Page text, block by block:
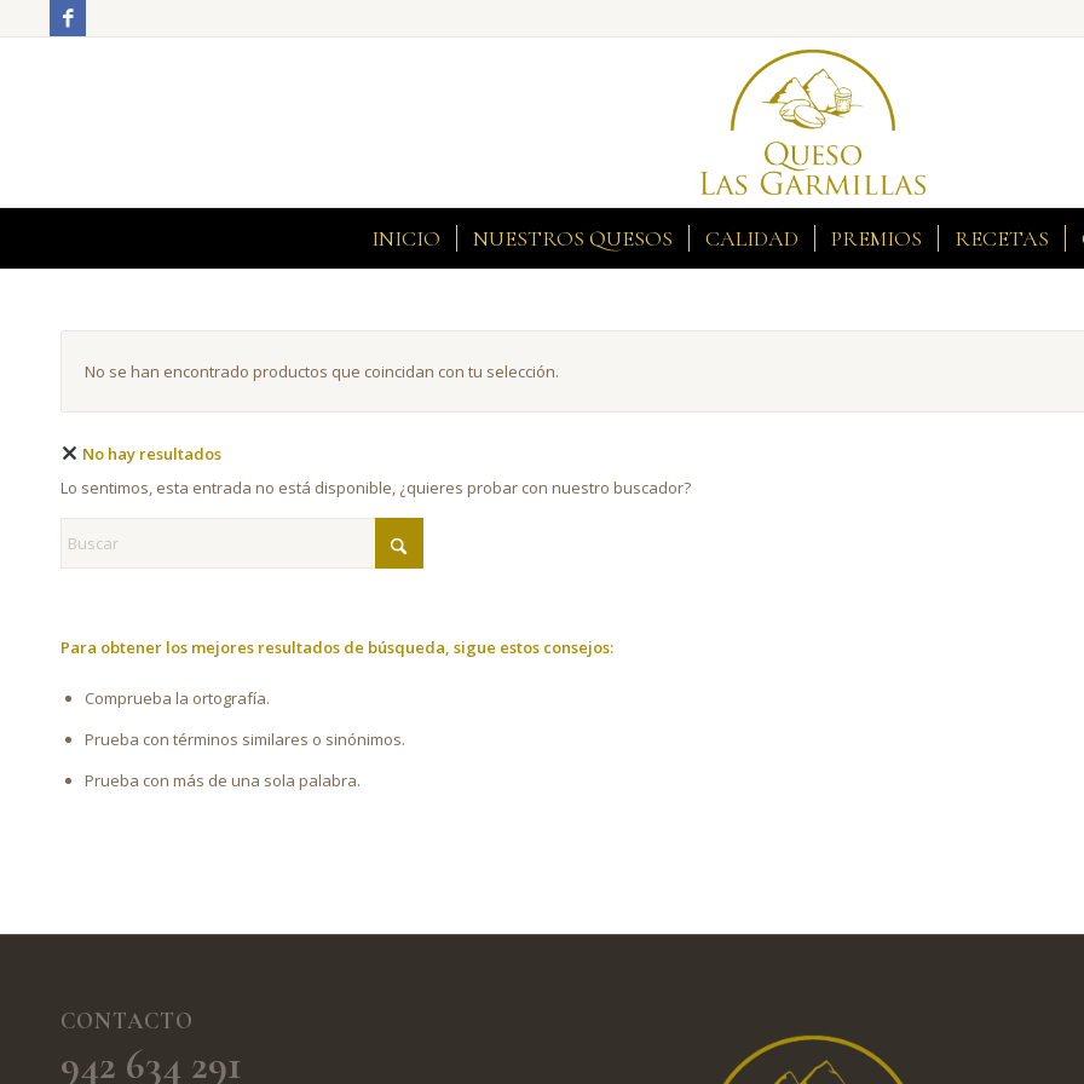
INICIO NUESTROS QUESOS CALIDAD PREMIOS RECETAS
No se han encontrado productos que coincidan con tu selección.
No hay resultados
Lo sentimos, esta entrada no está disponible, ¿quieres probar con nuestro buscador?
Para obtener los mejores resultados de búsqueda, sigue estos consejos:
Comprueba la ortografía.
Prueba con términos similares o sinónimos.
Prueba con más de una sola palabra.
CONTACTO
942 634 291